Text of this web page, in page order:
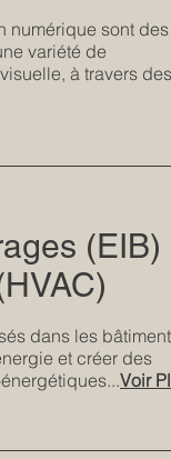
numérique sont des
variété de
à travers des
(EIB)
dans les
et créer des
Voir